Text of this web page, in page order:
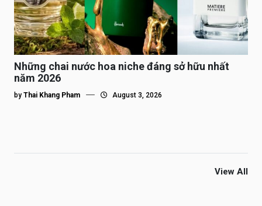
Những chai nước hoa niche đáng sở hữu nhất
năm 2026
by Thai Khang Pham August 3, 2026
View All